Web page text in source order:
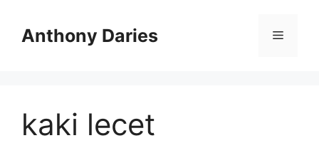
Anthony Daries Menu
kaki lecet